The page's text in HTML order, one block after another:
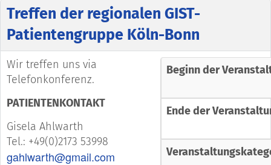
Treffen der regionalen GIST-
Patientengruppe Köln-Bonn
Wir treffen uns via
Telefonkonferenz.
PATIENTENKONTAKT
Gisela Ahlwarth
Tel.: +49(0)2173 53998
gahlwarth@gmail.com
Beginn der
Ende der